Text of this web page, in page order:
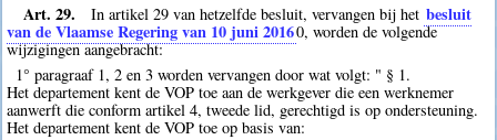
Art. 29. In artikel 29 van hetzelfde besluit, vervangen bij het besluit
van de Vlaamse Regering van 10 juni 20160, worden de volgende
wijzigingen aangebracht:
1° paragraaf 1, 2 en 3 worden vervangen door wat volgt: " § 1.
Het departement kent de VOP toe aan de werkgever die een werknemer
aanwerft die conform artikel 4, tweede lid, gerechtigd is op ondersteuning.
Het departement kent de VOP toe op basis van: